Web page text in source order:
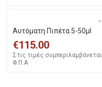
Αυτόματη Πιπέτα 5-50μl
€115.00
Στις τιμές συμπεριλαμβάνεται
Φ.Π.Α